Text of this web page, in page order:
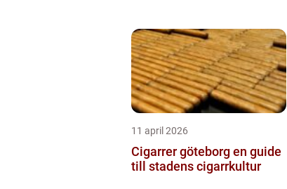
11 april 2026
Cigarrer göteborg en guide
till stadens cigarrkultur